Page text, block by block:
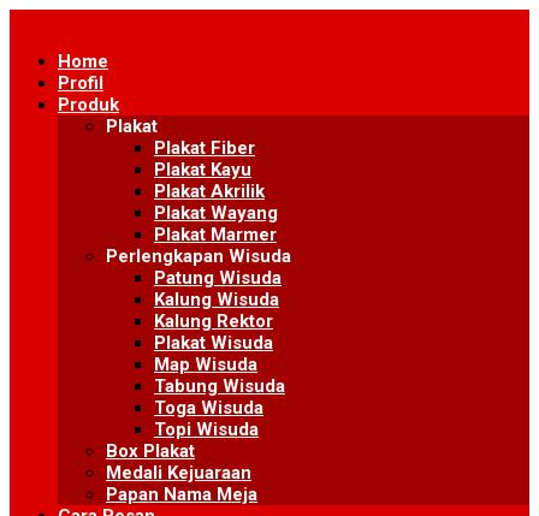
contentHome
Profil
Produk
Plakat
Plakat Fiber
Plakat Kayu
Plakat Akrilik
Plakat Wayang
Plakat Marmer
Perlengkapan Wisuda
Patung Wisuda
Kalung Wisuda
Kalung Rektor
Plakat Wisuda
Map Wisuda
Tabung Wisuda
Toga Wisuda
Topi Wisuda
Box Plakat
Medali Kejuaraan
Papan Nama Meja